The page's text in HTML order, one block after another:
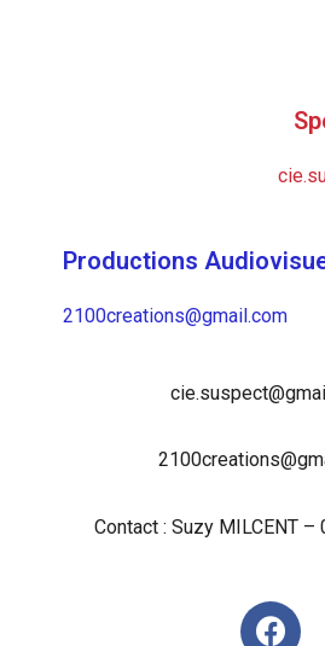
Productions
2100creations@gmail.com
Contact : Suzy MILCENT –